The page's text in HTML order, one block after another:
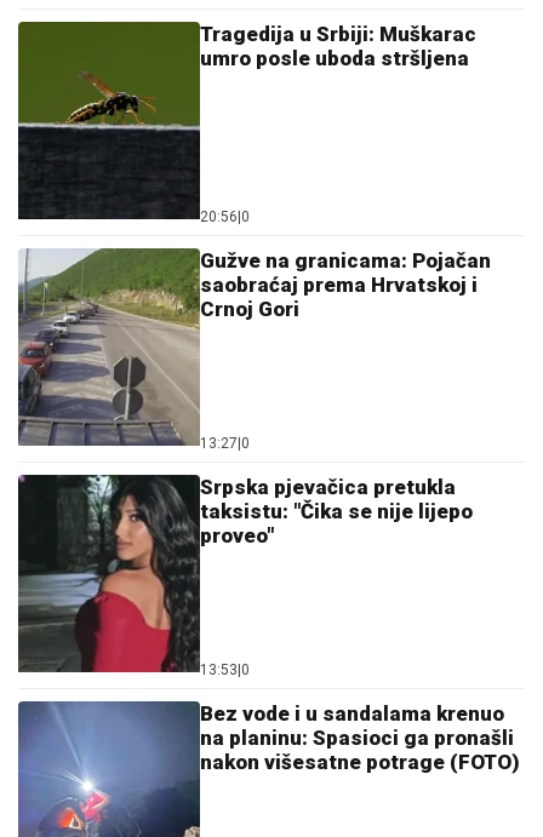
Tragedija u Srbiji: Muškarac
umro posle uboda stršljena
20:56 0
Gužve na granicama: Pojačan
saobraćaj prema Hrvatskoj i
Crnoj Gori
13:27 0
Srpska pjevačica pretukla
taksistu: "Čika se nije lijepo
proveo"
13:53 0
Bez vode i u sandalama krenuo
na planinu: Spasioci ga pronašli
nakon višesatne potrage (FOTO)